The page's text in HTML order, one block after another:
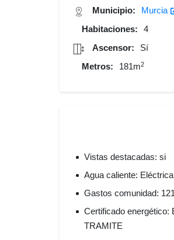
Municipio:
Murcia
Habitaciones:
4
Ascensor:
Sí
Metros:
181m2
Vistas destacadas: si
Agua caliente: Eléctrica
Gastos comunidad:
Certificado energético:
TRAMITE